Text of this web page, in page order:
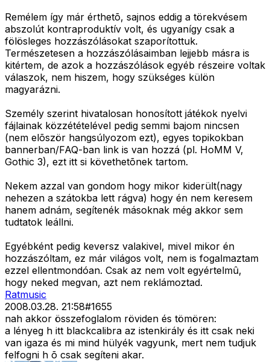
Remélem így már érthetõ, sajnos eddig a törekvésem
abszolút kontraproduktív volt, és ugyanígy csak a
fölösleges hozzászólásokat szaporítottuk.
Természetesen a hozzászólásaimban lejjebb másra is
kitértem, de azok a hozzászólások egyéb részeire voltak
válaszok, nem hiszem, hogy szükséges külön
magyarázni.
Személy szerint hivatalosan honosított játékok nyelvi
fájlainak közzétételével pedig semmi bajom nincsen
(nem elõször hangsúlyozom ezt), egyes topikokban
bannerban/FAQ-ban link is van hozzá (pl. HoMM V,
Gothic 3), ezt itt si követhetõnek tartom.
Nekem azzal van gondom hogy mikor kiderült(nagy
nehezen a szátokba lett rágva) hogy én nem keresem
hanem adnám, segítenék másoknak még akkor sem
tudtatok leállni.
Egyébként pedig keversz valakivel, mivel mikor én
hozzászóltam, ez már világos volt, nem is fogalmaztam
ezzel ellentmondóan. Csak az nem volt egyértelmû,
hogy neked megvan, azt nem reklámoztad.
Ratmusic
2008.03.28. 21:58#1655
nah akkor összefoglalom röviden és tömören:
a lényeg h itt blackcalibra az istenkirály és itt csak neki
van igaza és mi mind hülyék vagyunk, mert nem tudjuk
felfogni h õ csak segíteni akar.